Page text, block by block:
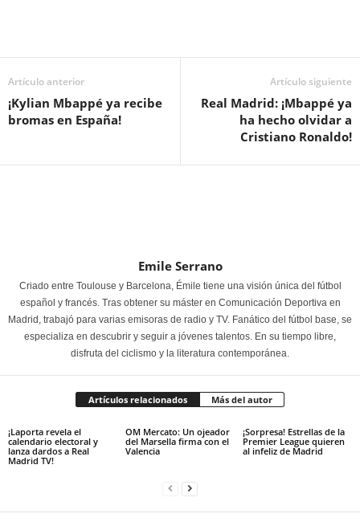
Artículo anterior
¡Kylian Mbappé ya recibe
bromas en España!
Artículo siguiente
Real Madrid: ¡Mbappé ya
ha hecho olvidar a
Cristiano Ronaldo!
Emile Serrano
Criado entre Toulouse y Barcelona, Émile tiene una visión única del fútbol
español y francés. Tras obtener su máster en Comunicación Deportiva en
Madrid, trabajó para varias emisoras de radio y TV. Fanático del fútbol base, se
especializa en descubrir y seguir a jóvenes talentos. En su tiempo libre,
disfruta del ciclismo y la literatura contemporánea.
Artículos relacionados Más del autor
¡Laporta revela el
calendario electoral y
lanza dardos a Real
Madrid TV!
OM Mercato: Un ojeador
del Marsella firma con el
Valencia
¡Sorpresa! Estrellas de la
Premier League quieren
al infeliz de Madrid